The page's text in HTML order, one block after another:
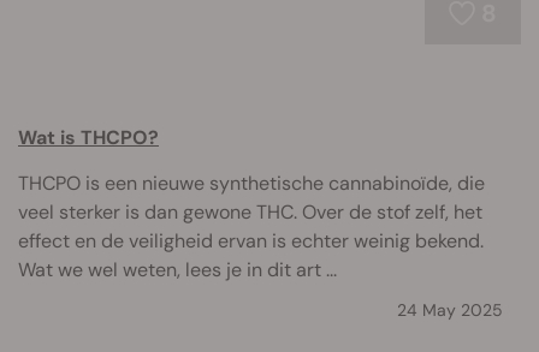
Wat is THCPO?
THCPO is een nieuwe synthetische cannabinoïde, die
veel sterker is dan gewone THC. Over de stof zelf, het
effect en de veiligheid ervan is echter weinig bekend.
Wat we wel weten, lees je in dit art ...
24 May 2025